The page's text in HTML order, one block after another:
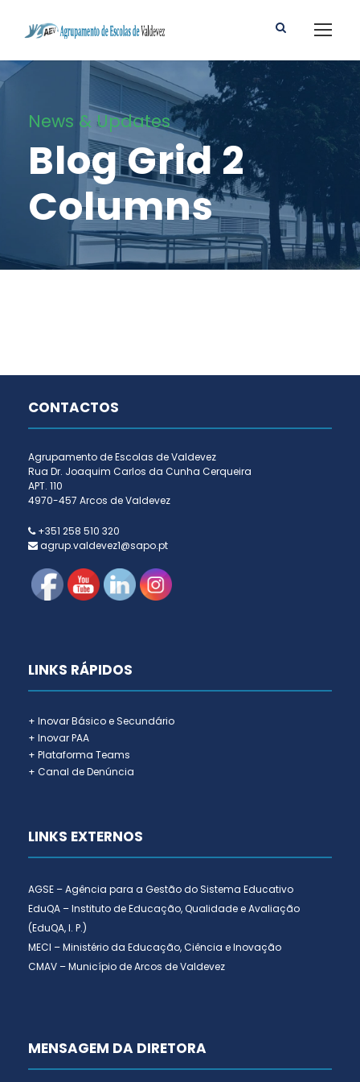
News & Updates
Blog Grid 2
Columns
CONTACTOS
Agrupamento de Escolas de Valdevez
Rua Dr. Joaquim Carlos da Cunha Cerqueira
APT. 110
4970-457 Arcos de Valdevez
+351 258 510 320
agrup.valdevez1@sapo.pt
LINKS RÁPIDOS
+ Inovar Básico e Secundário
+ Inovar PAA
+ Plataforma Teams
+ Canal de Denúncia
LINKS EXTERNOS
AGSE – Agência para a Gestão do Sistema Educativo
EduQA – Instituto de Educação, Qualidade e Avaliação
(EduQA, I. P.)
MECI – Ministério da Educação, Ciência e Inovação
CMAV – Município de Arcos de Valdevez
MENSAGEM DA DIRETORA